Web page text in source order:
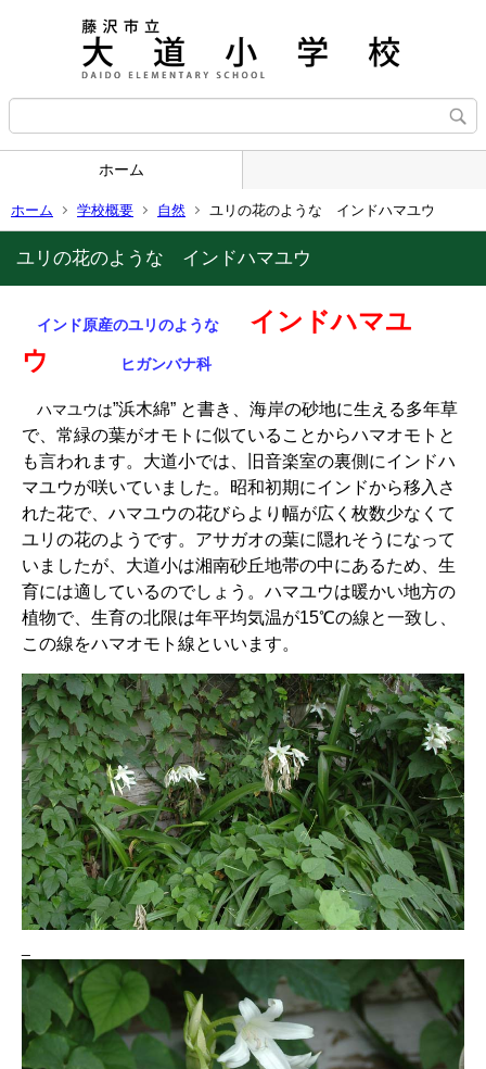
ホーム
ホーム 学校概要 自然 ユリの花のような インドハマユウ
ユリの花のような インドハマユウ
インド原産のユリのような インドハマユ
ウ
ヒガンバナ科
ハマユウは”浜木綿” と書き、海岸の砂地に生える多年草
で、常緑の葉がオモトに似ていることからハマオモトと
も言われます。大道小では、旧音楽室の裏側にインドハ
マユウが咲いていました。昭和初期にインドから移入さ
れた花で、ハマユウの花びらより幅が広く枚数少なくて
ユリの花のようです。アサガオの葉に隠れそうになって
いましたが、大道小は湘南砂丘地帯の中にあるため、生
育には適しているのでしょう。ハマユウは暖かい地方の
植物で、生育の北限は年平均気温が15℃の線と一致し、
この線をハマオモト線といいます。